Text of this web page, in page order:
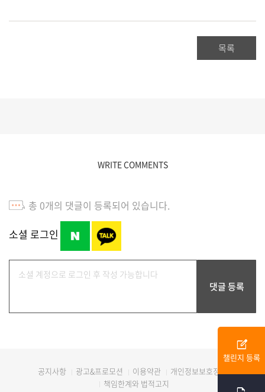
edit_square
챌린지 등록
목록
WRITE COMMENTS
총 0개의 댓글이 등록되어 있습니다.
소셜 로그인
공지사항 광고&프로모션 이용약관
개인정보보호정책
책임한계와 법적고지